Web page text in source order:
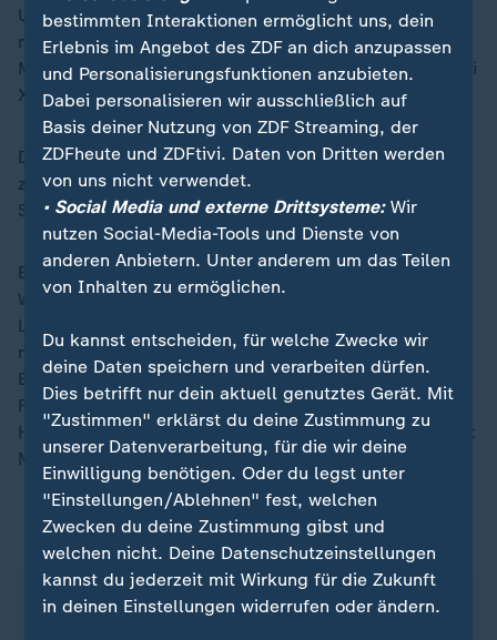
US-Präsident Donald Trump erklärte auf X, dass "noch
mehr unschuldige Seelen verloren gegangen" seien.
Mexikos Präsidentin Claudia Sheinbaum bekundete bei
X ihr Beileid.
Die US-Luftfahrtbehörde FAA leitete eigenen Angaben
zufolge gemeinsam mit dem National Transportation
Safety Board Ermittlungen ein.
Es ist bereits das zweite Flugzeugunglück in dieser
Woche: Am Mittwoch war ein Passagierflugzeug beim
Landeanflug auf den Reagan-Flughafen in Washington
mit einem Militärhubschrauber zusammengestoßen.
Beide Maschinen stürzten in den Potomac. Die 64
Flugzeuginsassen und die dreiköpfige Besatzung des
Hubschraubers kamen ums Leben. Bislang wurden laut
Medienberichten 41 Leichen geborgen.
ZDFheute auf WhatsApp
bestimmten Interaktionen ermöglicht uns, dein
Erlebnis im Angebot des ZDF an dich anzupassen
und Personalisierungsfunktionen anzubieten.
Dabei personalisieren wir ausschließlich auf
Basis deiner Nutzung von ZDF Streaming, der
ZDFheute und ZDFtivi. Daten von Dritten werden
von uns nicht verwendet.
• Social Media und externe Drittsysteme:Wir
nutzen Social-Media-Tools und Dienste von
anderen Anbietern. Unter anderem um das Teilen
von Inhalten zu ermöglichen.
Du kannst entscheiden, für welche Zwecke wir
deine Daten speichern und verarbeiten dürfen.
Dies betrifft nur dein aktuell genutztes Gerät. Mit
"Zustimmen" erklärst du deine Zustimmung zu
unserer Datenverarbeitung, für die wir deine
Einwilligung benötigen. Oder du legst unter
"Einstellungen/Ablehnen" fest, welchen
Zwecken du deine Zustimmung gibst und
welchen nicht. Deine Datenschutzeinstellungen
kannst du jederzeit mit Wirkung für die Zukunft
in deinen Einstellungen widerrufen oder ändern.